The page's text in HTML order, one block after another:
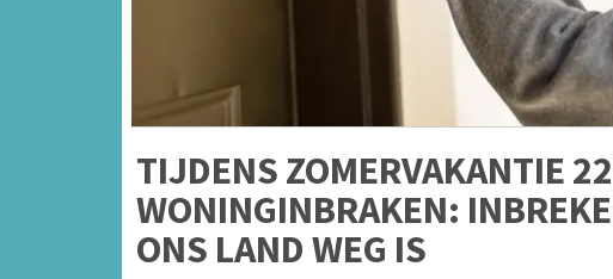
TIJDENS ZOMERVAKANTIE
WONINGINBRAKEN:
ONS LAND WEG IS